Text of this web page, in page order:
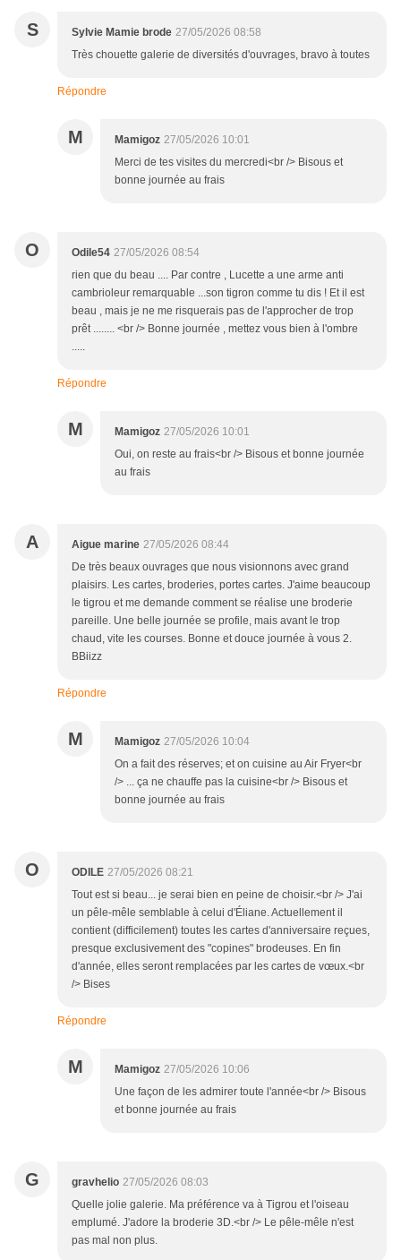
S Sylvie Mamie brode 27/05/2026 08:58
Très chouette galerie de diversités d'ouvrages, bravo à toutes
Répondre
M Mamigoz 27/05/2026 10:01
Merci de tes visites du mercredi<br /> Bisous et
bonne journée au frais
O Odile54 27/05/2026 08:54
rien que du beau .... Par contre , Lucette a une arme anti
cambrioleur remarquable ...son tigron comme tu dis ! Et il est
beau , mais je ne me risquerais pas de l'approcher de trop
prêt ........ <br /> Bonne journée , mettez vous bien à l'ombre
.....
Répondre
M Mamigoz 27/05/2026 10:01
Oui, on reste au frais<br /> Bisous et bonne journée
au frais
A Aigue marine 27/05/2026 08:44
De très beaux ouvrages que nous visionnons avec grand
plaisirs. Les cartes, broderies, portes cartes. J'aime beaucoup
le tigrou et me demande comment se réalise une broderie
pareille. Une belle journée se profile, mais avant le trop
chaud, vite les courses. Bonne et douce journée à vous 2.
BBiizz
Répondre
M Mamigoz 27/05/2026 10:04
On a fait des réserves; et on cuisine au Air Fryer<br
/> ... ça ne chauffe pas la cuisine<br /> Bisous et
bonne journée au frais
O ODILE 27/05/2026 08:21
Tout est si beau... je serai bien en peine de choisir.<br /> J'ai
un pêle-mêle semblable à celui d'Éliane. Actuellement il
contient (difficilement) toutes les cartes d'anniversaire reçues,
presque exclusivement des "copines" brodeuses. En fin
d'année, elles seront remplacées par les cartes de vœux.<br
/> Bises
Répondre
M Mamigoz 27/05/2026 10:06
Une façon de les admirer toute l'année<br /> Bisous
et bonne journée au frais
G gravhelio 27/05/2026 08:03
Quelle jolie galerie. Ma préférence va à Tigrou et l'oiseau
emplumé. J'adore la broderie 3D.<br /> Le pêle-mêle n'est
pas mal non plus.